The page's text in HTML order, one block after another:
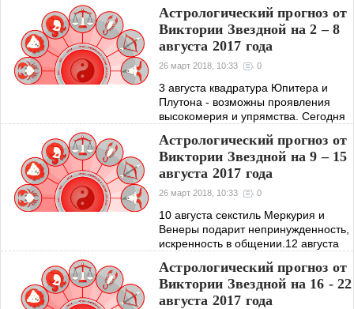
продолжает путешествие через
созвездие Весы: отличный день для
Астрологический прогноз от
Виктории Звездной на 2 – 8
августа 2017 года
26 март 2018, 10:33 0
3 августа квадратура Юпитера и
Плутона - возможны проявления
высокомерия и упрямства. Сегодня
исключено пренебрежение
этикетом. 4 августа Луна пройдет
через знак Козерога -
Астрологический прогноз от
Виктории Звездной на 9 – 15
августа 2017 года
26 март 2018, 10:33 0
10 августа секстиль Меркурия и
Венеры подарит непринужденность,
искренность в общении.12 августа
способствует возобновлению
прежних любовных отношений. 13
августа трин Солнца и
Астрологический прогноз от
Виктории Звездной на 16 - 22
августа 2017 года